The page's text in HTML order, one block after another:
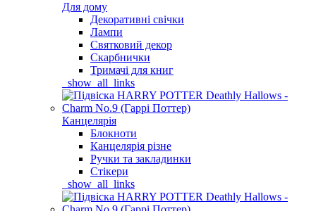
Для дому
Декоративні свічки
Лампи
Святковий декор
Скарбнички
Тримачі для книг
_show_all_links
Канцелярія
Блокноти
Канцелярія різне
Ручки та закладинки
Стікери
_show_all_links